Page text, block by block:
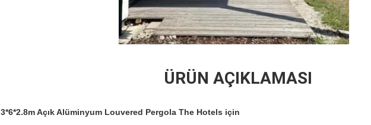
ÜRÜN AÇIKLAMASI
3*6*2.8m Açık Alüminyum Louvered Pergola The Hotels için